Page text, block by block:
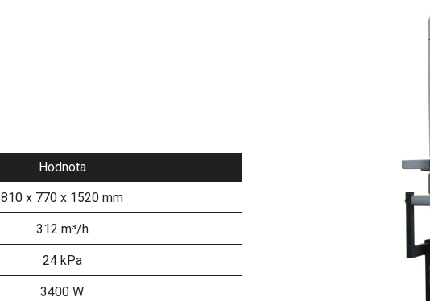
Hodnota
810 x 770 x 1520 mm
312 m³/h
24 kPa
3400 W